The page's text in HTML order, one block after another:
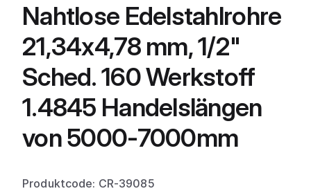
Nahtlose Edelstahlrohre
21,34x4,78 mm, 1/2"
Sched. 160 Werkstoff
1.4845 Handelslängen
von 5000-7000mm
Produktcode: CR-39085